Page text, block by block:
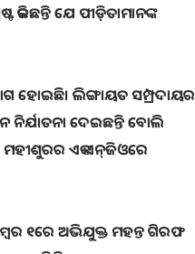
ଯେ ପୀଡ଼ିତାମାନଙ୍କ
ହୋଇଛି। ଲିଙ୍ଗାୟତ ସମ୍ପ୍ରଦାୟର
ନିର୍ଯାତନା ଦେଇଛନ୍ତି ବୋଲି
ମହୀଶୁରର ଏକ ଏନ୍‌ଜିଓରେ
୧ରେ ଅଭିଯୁକ୍ତ ମହନ୍ତ ଗିରଫ